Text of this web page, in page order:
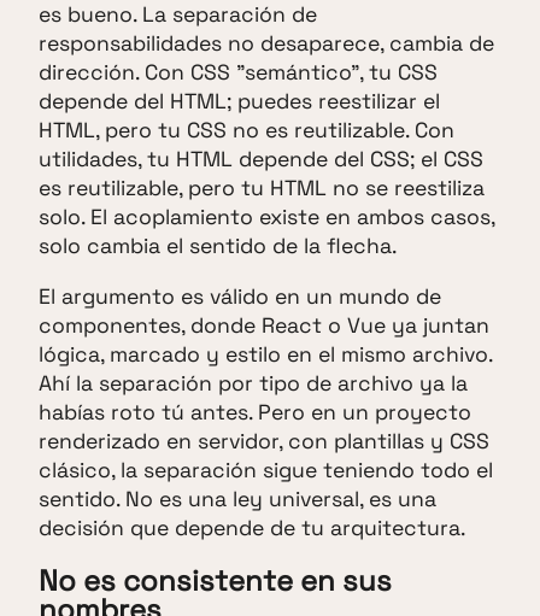
es bueno. La separación de
responsabilidades no desaparece, cambia de
dirección. Con CSS "semántico", tu CSS
depende del HTML; puedes reestilizar el
HTML, pero tu CSS no es reutilizable. Con
utilidades, tu HTML depende del CSS; el CSS
es reutilizable, pero tu HTML no se reestiliza
solo. El acoplamiento existe en ambos casos,
solo cambia el sentido de la flecha.
El argumento es válido en un mundo de
componentes, donde React o Vue ya juntan
lógica, marcado y estilo en el mismo archivo.
Ahí la separación por tipo de archivo ya la
habías roto tú antes. Pero en un proyecto
renderizado en servidor, con plantillas y CSS
clásico, la separación sigue teniendo todo el
sentido. No es una ley universal, es una
decisión que depende de tu arquitectura.
No es consistente en sus